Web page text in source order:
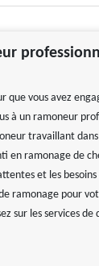
que vous avez
à un ramoneur
travaillant dans
en ramonage de
et les
ramonage pour
sur les services